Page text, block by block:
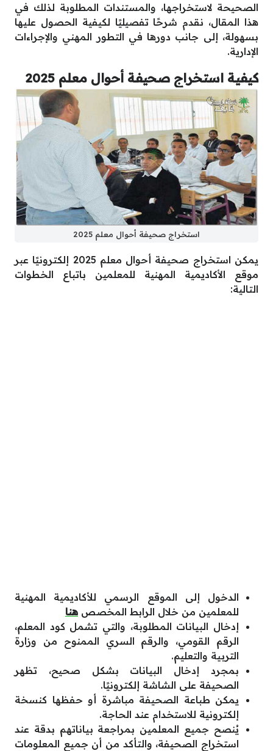
الصحيحة لاستخراجها، والمستندات المطلوبة لذلك في
هذا المقال، نقدم شرحًا تفصيليًا لكيفية الحصول عليها
بسهولة، إلى جانب دورها في التطور المهني والإجراءات
الإدارية.
كيفية استخراج صحيفة أحوال معلم 2025
استخراج صحيفة أحوال معلم 2025
يمكن استخراج صحيفة أحوال معلم 2025 إلكترونيًا عبر
موقع الأكاديمية المهنية للمعلمين باتباع الخطوات
التالية:
الدخول إلى الموقع الرسمي للأكاديمية المهنية
للمعلمين من خلال الرابط المخصص هنا
إدخال البيانات المطلوبة، والتي تشمل كود المعلم،
الرقم القومي، والرقم السري الممنوح من وزارة
التربية والتعليم.
بمجرد إدخال البيانات بشكل صحيح، تظهر
الصحيفة على الشاشة إلكترونيًا.
يمكن طباعة الصحيفة مباشرة أو حفظها كنسخة
إلكترونية للاستخدام عند الحاجة.
يُنصح جميع المعلمين بمراجعة بياناتهم بدقة عند
استخراج الصحيفة، والتأكد من أن جميع المعلومات